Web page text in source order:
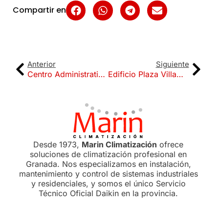
Compartir en
Anterior
Centro Administrativo Juncaril
Siguiente
Edificio Plaza Villamena
Desde 1973, Marin Climatización ofrece
soluciones de climatización profesional en
Granada. Nos especializamos en instalación,
mantenimiento y control de sistemas industriales
y residenciales, y somos el único Servicio
Técnico Oficial Daikin en la provincia.